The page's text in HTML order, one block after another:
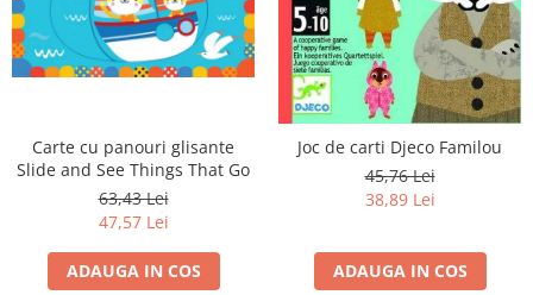
Carte cu panouri glisante
Slide and See Things That Go
63,43 Lei
47,57 Lei
ADAUGA IN COS
Joc de carti Djeco Familou
45,76 Lei
38,89 Lei
ADAUGA IN COS